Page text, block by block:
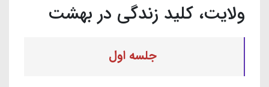
ولایت، کلید زندگی در بهشت
جلسه اول